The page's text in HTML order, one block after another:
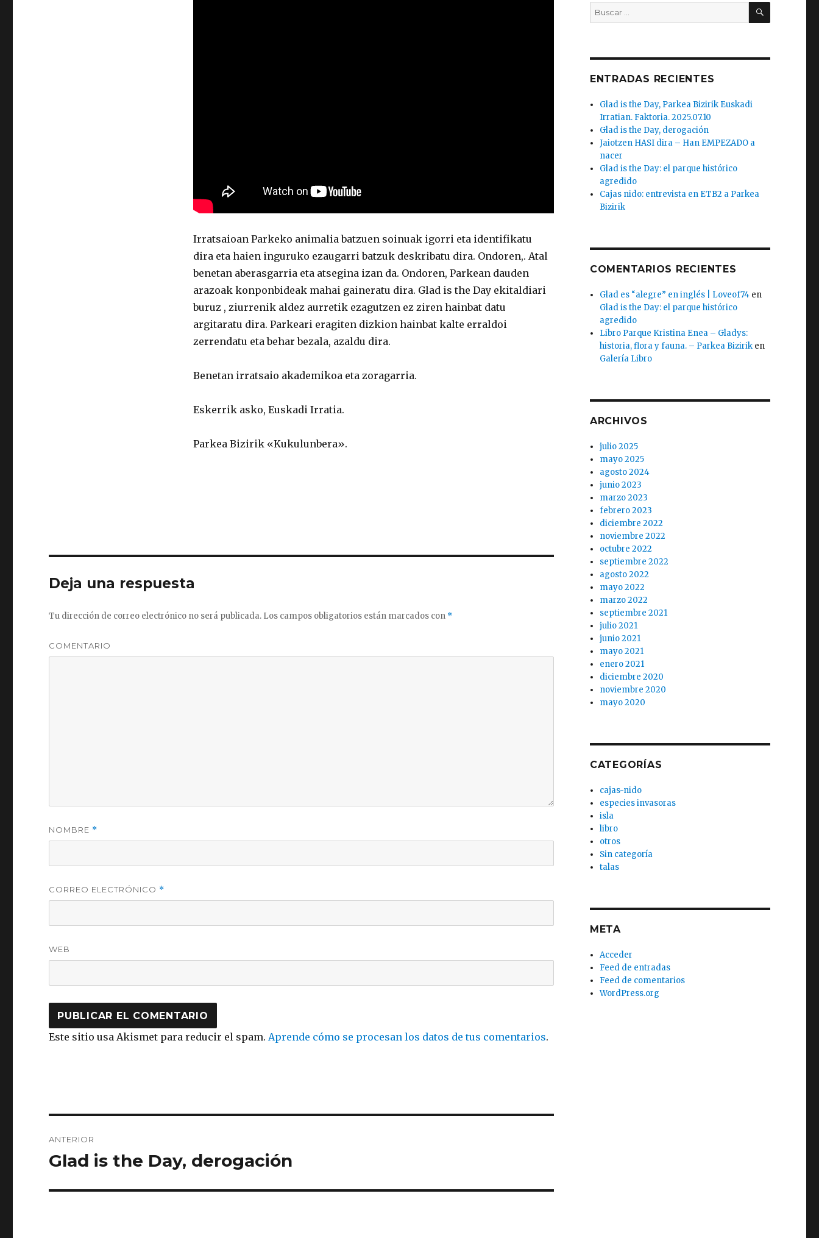
Irratsaioan Parkeko animalia batzuen soinuak igorri eta identifikatu
dira eta haien inguruko ezaugarri batzuk deskribatu dira. Ondoren,. Atal
benetan aberasgarria eta atsegina izan da. Ondoren, Parkean dauden
arazoak konponbideak mahai gaineratu dira. Glad is the Day ekitaldiari
buruz , ziurrenik aldez aurretik ezagutzen ez ziren hainbat datu
argitaratu dira. Parkeari eragiten dizkion hainbat kalte erraldoi
zerrendatu eta behar bezala, azaldu dira.
Benetan irratsaio akademikoa eta zoragarria.
Eskerrik asko, Euskadi Irratia.
Parkea Bizirik «Kukulunbera».
Deja una respuesta
Tu dirección de correo electrónico no será publicada. Los campos obligatorios están marcados con *
COMENTARIO
NOMBRE *
CORREO ELECTRÓNICO *
WEB
Este sitio usa Akismet para reducir el spam.Aprende cómo se procesan los datos de tus comentarios.
de
ANTERIOR
Entrada
Glad is the Day, derogación
Buscar
por:
BUSCAR
ENTRADAS RECIENTES
Glad is the Day, Parkea Bizirik Euskadi
Irratian. Faktoria. 2025.07.10
Glad is the Day, derogación
Jaiotzen HASI dira – Han EMPEZADO a
nacer
Glad is the Day: el parque histórico
agredido
Cajas nido: entrevista en ETB2 a Parkea
Bizirik
COMENTARIOS RECIENTES
Glad es “alegre” en inglés | Loveof74 en
Glad is the Day: el parque histórico
agredido
Libro Parque Kristina Enea – Gladys:
historia, flora y fauna. – Parkea Bizirik en
Galería Libro
ARCHIVOS
julio 2025
mayo 2025
agosto 2024
junio 2023
marzo 2023
febrero 2023
diciembre 2022
noviembre 2022
octubre 2022
septiembre 2022
agosto 2022
mayo 2022
marzo 2022
septiembre 2021
julio 2021
junio 2021
mayo 2021
enero 2021
diciembre 2020
noviembre 2020
mayo 2020
CATEGORÍAS
cajas-nido
especies invasoras
isla
libro
otros
Sin categoría
talas
META
Acceder
Feed de entradas
Feed de comentarios
WordPress.org